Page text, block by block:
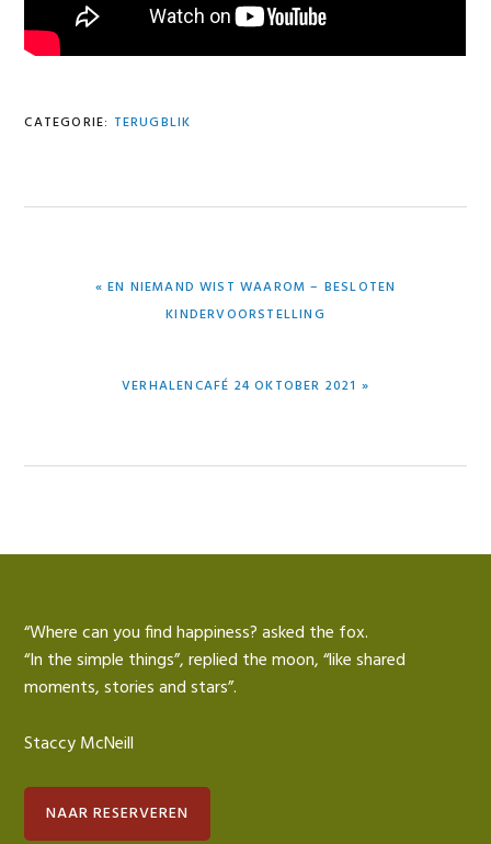
CATEGORIE: TERUGBLIK
VORIG
« EN NIEMAND WIST WAAROM – BESLOTEN
KINDERVOORSTELLING
VOLGEND
VERHALENCAFÉ 24 OKTOBER 2021 »
“Where can you find happiness? asked the fox.
“In the simple things”, replied the moon, “like shared
moments, stories and stars”.
Staccy McNeill
NAAR RESERVEREN